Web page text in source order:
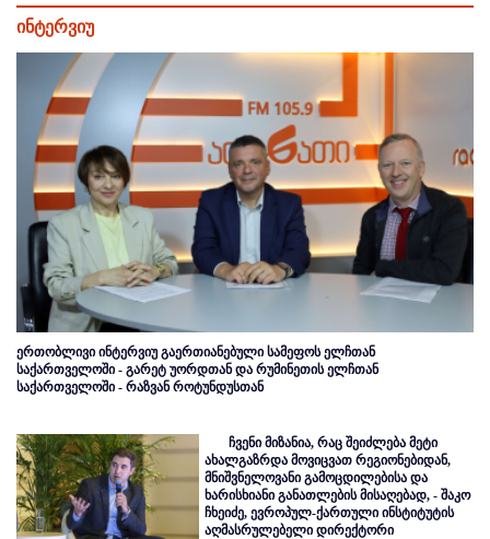
ინტერვიუ
ერთობლივი ინტერვიუ გაერთიანებული სამეფოს ელჩთან
საქართველოში - გარეტ უორდთან და რუმინეთის ელჩთან
საქართველოში - რაზვან როტუნდუსთან
ჩვენი მიზანია, რაც შეიძლება მეტი
ახალგაზრდა მოვიცვათ რეგიონებიდან,
მნიშვნელოვანი გამოცდილებისა და
ხარისხიანი განათლების მისაღებად, - შაკო
ჩხეიძე, ევროპულ-ქართული ინსტიტუტის
აღმასრულებელი დირექტორი